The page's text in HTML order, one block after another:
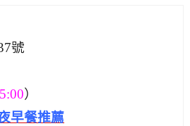
號
）
早餐推薦